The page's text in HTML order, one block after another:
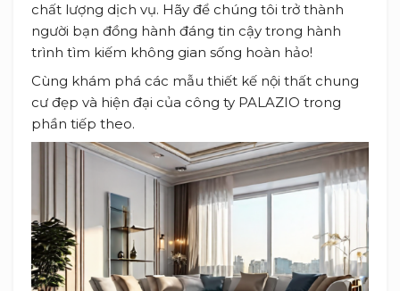
chất lượng dịch vụ. Hãy để chúng tôi trở thành
người bạn đồng hành đáng tin cậy trong hành
trình tìm kiếm không gian sống hoàn hảo!
Cùng khám phá các mẫu thiết kế nội thất chung
cư đẹp và hiện đại của công ty PALAZIO trong
phần tiếp theo.